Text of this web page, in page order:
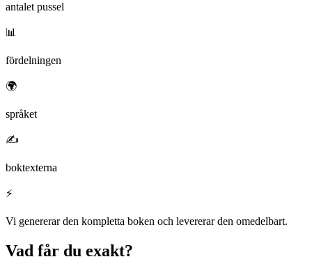
antalet pussel
📊
fördelningen
🌍
språket
✍️
boktexterna
⚡
Vi genererar den kompletta boken och levererar den omedelbart.
Vad får du exakt?